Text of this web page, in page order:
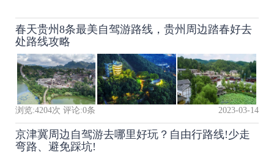
春天贵州8条最美自驾游路线，贵州周边踏春好去
处路线攻略
浏览:4204次 评论:0条 2023-03-14
京津冀周边自驾游去哪里好玩？自由行路线!少走
弯路、避免踩坑!